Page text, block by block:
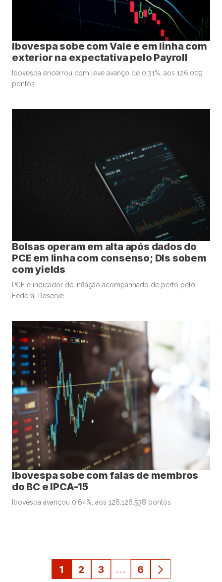
Ibovespa sobe com Vale e em linha com
exterior na expectativa pelo Payroll
Ibovespa encerrou com leve avanço de 0,31%, aos 126.009
pontos
Bolsas operam em alta após dados do
PCE em linha com consenso; DIs sobem
com yields
PCE é indicador de inflação acompanhado de perto pelo
Federal Reserve
Ibovespa sobe com falas de membros
do BC e IPCA-15
Ibovespa avançou 0,64%, aos 126.126.538 pontos
1 2 3 … 6